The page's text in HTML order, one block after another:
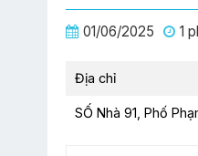
01/06/2025 1
Địa chỉ
SỐ Nhà 91, Phố